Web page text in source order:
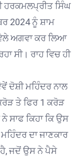
ਹਰਕਮਲਪ੍ਰੀਤ ਸਿੰਘ
2024 ਨੂੰ ਸ਼ਾਮ
ਅਗਵਾ ਕਰ ਲਿਆ
ਸੀ। ਰਾਹ ਵਿਚ ਹੀ
ਦੋਸ਼ੀ ਮਹਿੰਦਰ ਨਾਲ
ਤੇ ਫਿਰ 1 ਕਰੋੜ
ਸਾਫ ਕਿਹਾ ਕਿ ਉਸ
ਦਾ ਜਾਣਕਾਰ
ਜਦੋਂ ਉਸ ਨੇ ਪੈਸੇ